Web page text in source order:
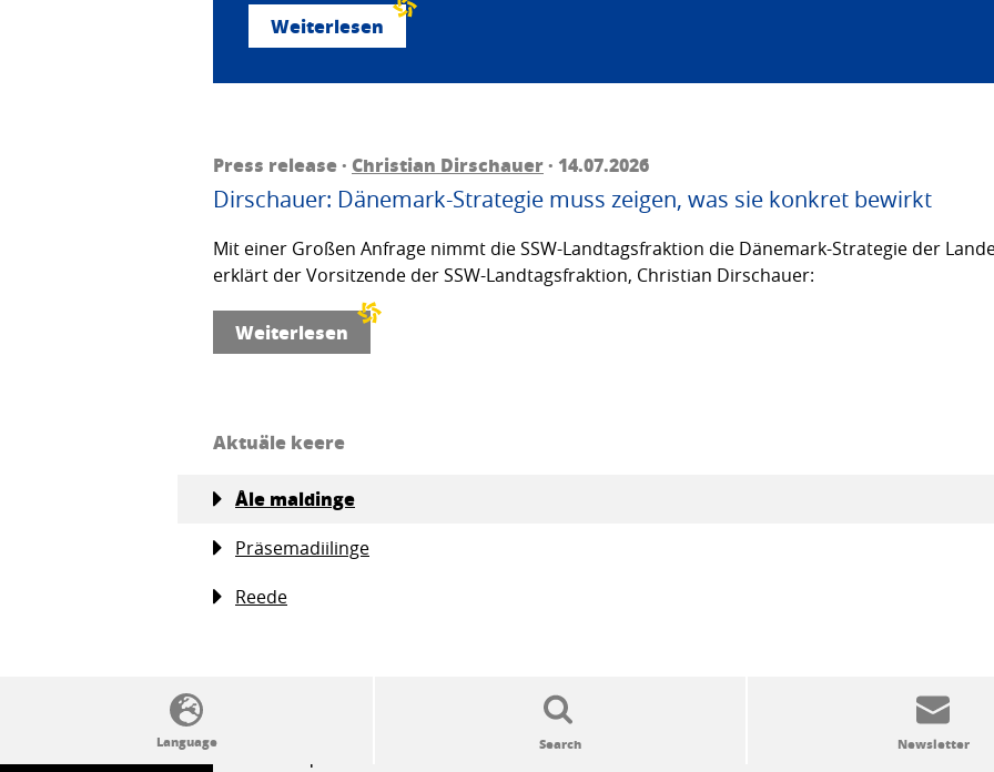
Weiterlesen
Press release · Christian Dirschauer· 14.07.2026
Dirschauer: Dänemark-Strategie muss zeigen, was sie konkret bewirkt
Mit einer Großen Anfrage nimmt die SSW-Landtagsfraktion die Dänemark-Strategie der
erklärt der Vorsitzende der SSW-Landtagsfraktion, Christian Dirschauer:
Weiterlesen
Aktuäle keere
Åle maldinge
Präsemadiilinge
Reede